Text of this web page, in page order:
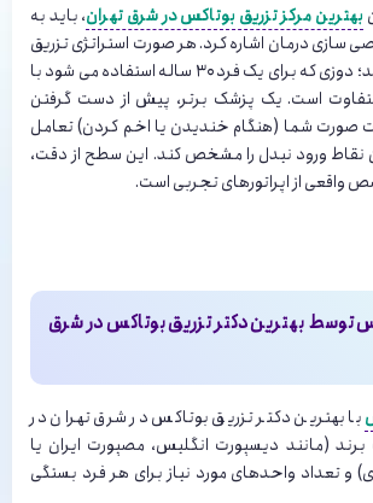
بهترین مرکز تزریق بوتاکس در شرق تهران، باید به
سازی درمان اشاره کرد. هر صورت استراتژی تزریق
خاص خود را می طلبد؛ دوزی که برای یک فرد ۳۰ ساله استفاده می شود با
متفاوت است. یک پزشک برتر، پیش از دست گرفتن
صورت شما (هنگام خندیدن یا اخم کردن) تعامل
نقاط ورود نیدل را مشخص کند. این سطح از دقت،
از اپراتورهای تجربی است.
توسط بهترین دکتر تزریق بوتاکس در شرق
با بهترین دکتر تزریق بوتاکس در شرق تهران در
(مانند دیسپورت انگلیس، مصپورت ایران یا
و تعداد واحدهای مورد نیاز برای هر فرد بستگی